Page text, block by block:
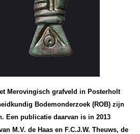
Merovingisch grafveld in Posterholt
Bodemonderzoek (ROB) zijn
Een publicatie daarvan is in 2013
M.V. de Haas en F.C.J.W. Theuws, de